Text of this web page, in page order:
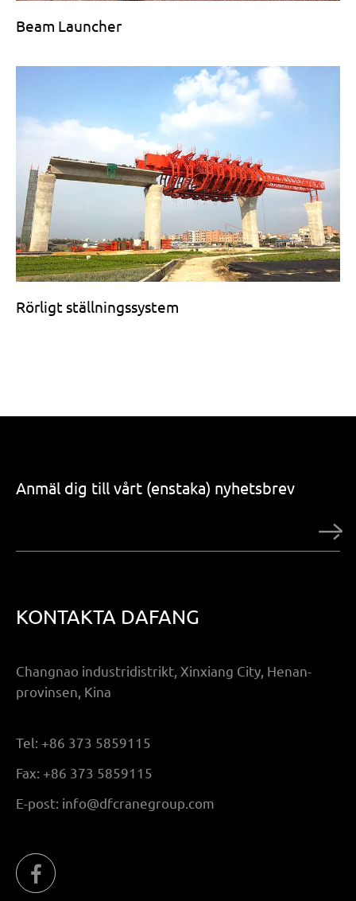
Beam Launcher
Rörligt ställningssystem
Anmäl dig till vårt (enstaka) nyhetsbrev
KONTAKTA DAFANG
Changnao industridistrikt, Xinxiang City, Henan-
provinsen, Kina
Tel: +86 373 5859115
Fax: +86 373 5859115
E-post: info@dfcranegroup.com